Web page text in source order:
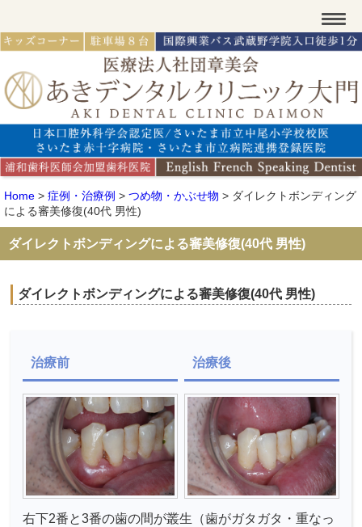
Home > 症例・治療例 > つめ物・かぶせ物 > ダイレクトボンディング
による審美修復(40代 男性)
ダイレクトボンディングによる審美修復(40代 男性)
ダイレクトボンディングによる審美修復(40代 男性)
治療前 治療後
右下2番と3番の歯の間が叢生（歯がガタガタ・重なっ